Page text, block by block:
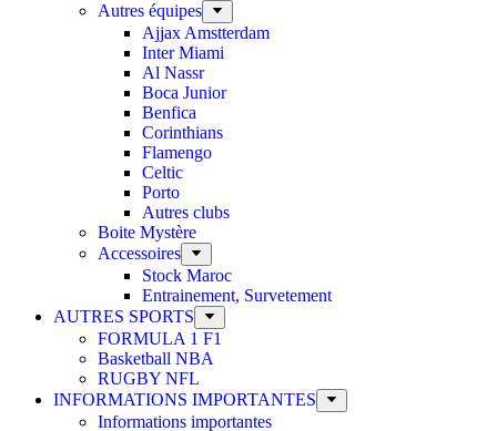
Autres équipes
Ajjax Amstterdam
Inter Miami
Al Nassr
Boca Junior
Benfica
Corinthians
Flamengo
Celtic
Porto
Autres clubs
Boite Mystère
Accessoires
Stock Maroc
Entrainement, Survetement
AUTRES SPORTS
FORMULA 1 F1
Basketball NBA
RUGBY NFL
INFORMATIONS IMPORTANTES
Informations importantes